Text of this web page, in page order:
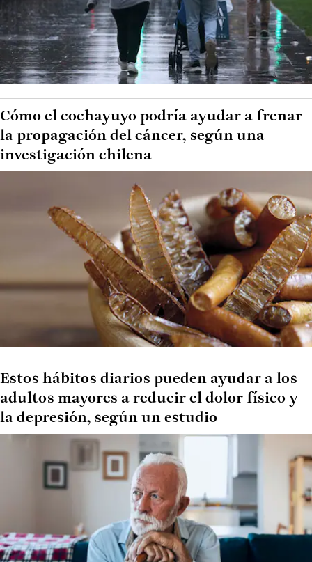
Cómo el cochayuyo podría ayudar a frenar
la propagación del cáncer, según una
investigación chilena
Estos hábitos diarios pueden ayudar a los
adultos mayores a reducir el dolor físico y
la depresión, según un estudio